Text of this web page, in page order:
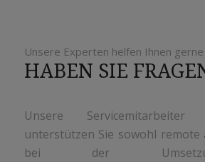
Unsere Experten helfen Ihnen gerne
HABEN SIE
Unsere
unterstützen Sie sowohl
bei der